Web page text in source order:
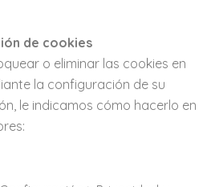
de cookies
o eliminar las cookies en
la configuración de su
le indicamos cómo hacerlo en